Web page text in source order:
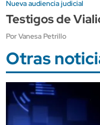
Nueva audiencia judicial
Testigos de
Por Vanesa Petrillo
Otras